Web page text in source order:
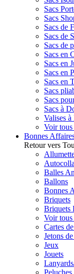
Sacs
Sacs
Sacs de
Sacs de
Sacs de
Sacs en
Sacs en
Sacs en
Sacs en
Sacs
Sacs
Sacs à
Valises à
Voir tous
Bonnes
Retour vers
Balles
Ballons
Bonnes
Briquets
Briquets
Voir
Cartes
Jetons
Jeux
Jouets
Peluches